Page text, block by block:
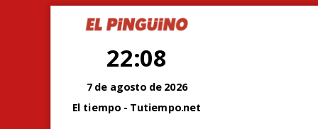
22:08
7 de agosto de 2026
El tiempo - Tutiempo.net